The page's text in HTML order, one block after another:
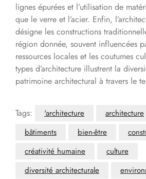
lignes épurées et l’utilisation de
que le verre et l’acier. Enfin,
désigne les constructions
région donnée, souvent influencées
ressources locales et les coutumes
types d’architecture illustrent la
patrimoine architectural à travers le
Tags: 'architecture architecture
bâtiments
bien-être
créativité humaine
culture
diversité architecturale